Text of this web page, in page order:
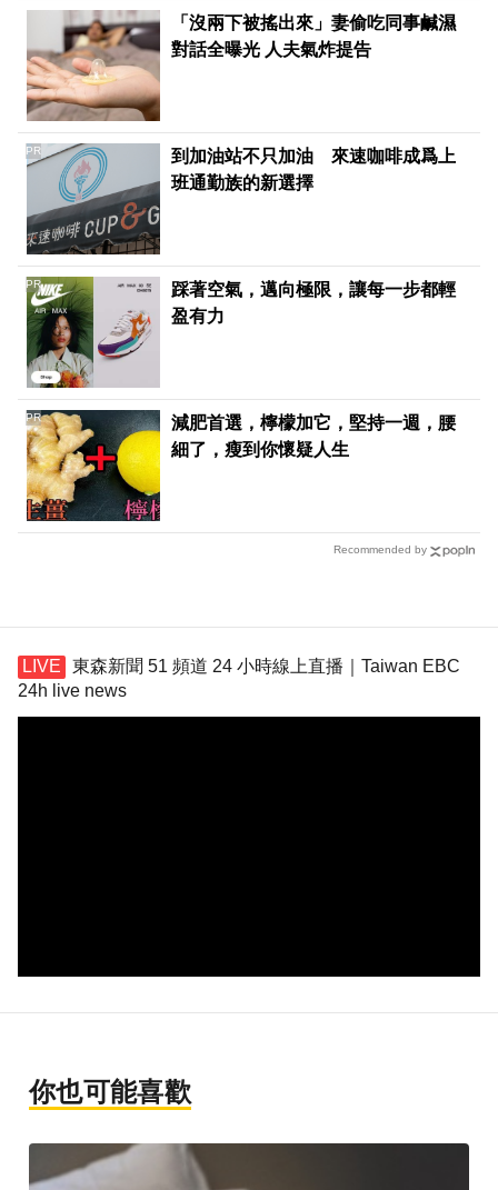
「沒兩下被搖出來」妻偷吃同事鹹濕
對話全曝光 人夫氣炸提告
到加油站不只加油 來速咖啡成爲上
班通勤族的新選擇
PR
踩著空氣，邁向極限，讓每一步都輕
盈有力
PR
減肥首選，檸檬加它，堅持一週，腰
細了，瘦到你懷疑人生
PR
Recommended by
東森新聞 51 頻道 24 小時線上直播｜Taiwan EBC
24h live news
你也可能喜歡